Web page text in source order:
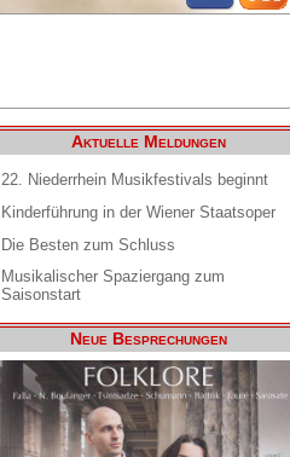
Aktuelle Meldungen
22. Niederrhein Musikfestivals beginnt
Kinderführung in der Wiener Staatsoper
Die Besten zum Schluss
Musikalischer Spaziergang zum
Saisonstart
Neue Besprechungen